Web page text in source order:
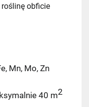
obficie
Mn, Mo, Zn
40 m2
11,99 zł